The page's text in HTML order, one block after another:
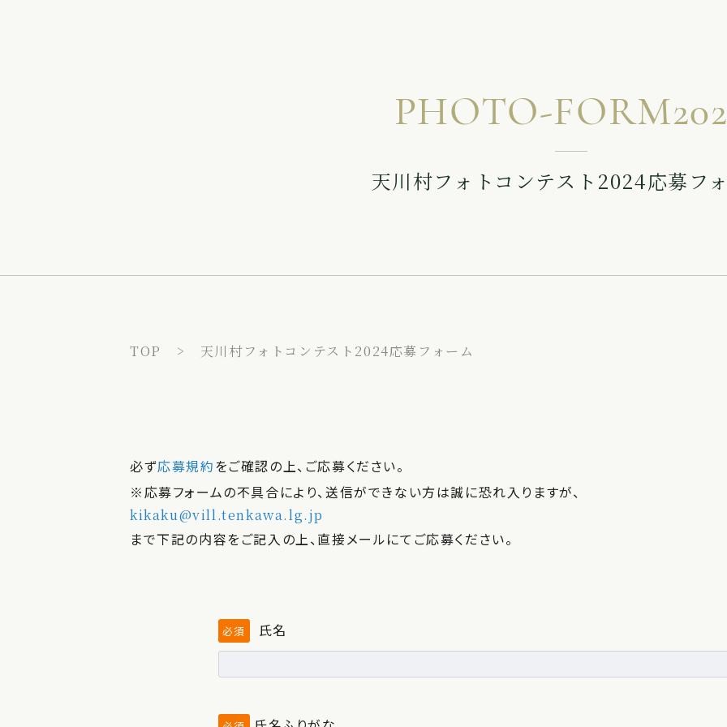
PHOTO-
天川村フォトコンテスト2024応募フ
TOP 天川村フォトコンテスト2024応募フォーム
必ず応募規約をご確認の上、ご応募ください。
※応募フォームの不具合により、送信ができない方は誠に恐れ入りますが、
kikaku@vill.tenkawa.lg.jp
まで下記の内容をご記入の上、直接メールにてご応募ください。
必須 氏名